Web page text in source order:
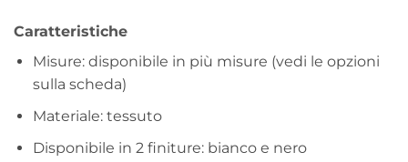
Caratteristiche
Misure: disponibile in più misure (vedi le opzioni
sulla scheda)
Materiale: tessuto
Disponibile in 2 finiture: bianco e nero